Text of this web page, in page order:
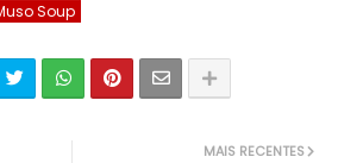
Soup
MAIS RECENTES